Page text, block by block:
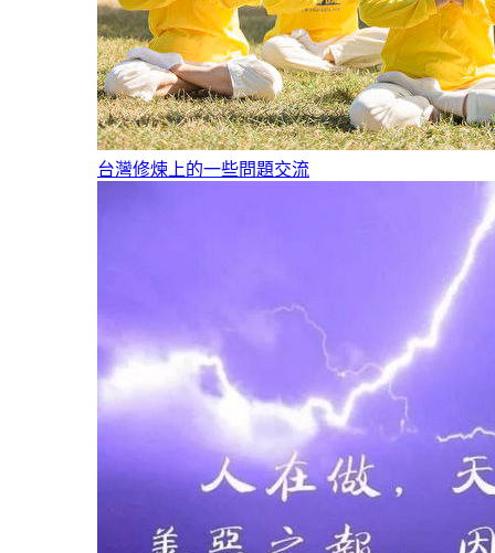
台灣修煉上的一些問題交流